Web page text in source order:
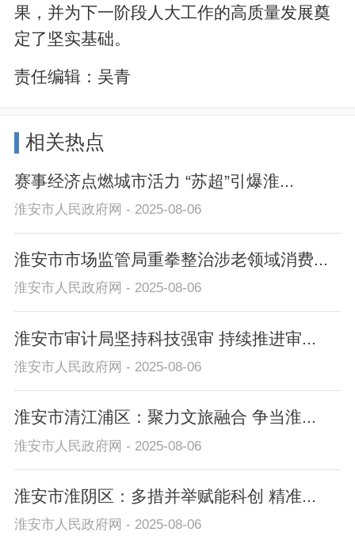
果，并为下一阶段人大工作的高质量发展奠
定了坚实基础。
责任编辑： 吴青
相关热点
赛事经济点燃城市活力 “苏超”引爆淮...
淮安市人民政府网 - 2025-08-06
淮安市市场监管局重拳整治涉老领域消费...
淮安市人民政府网 - 2025-08-06
淮安市审计局坚持科技强审 持续推进审...
淮安市人民政府网 - 2025-08-06
淮安市清江浦区：聚力文旅融合 争当淮...
淮安市人民政府网 - 2025-08-06
淮安市淮阴区：多措并举赋能科创 精准...
淮安市人民政府网 - 2025-08-06